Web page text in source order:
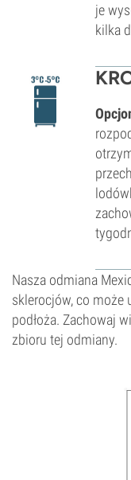
je
kilka
Nasza odmiana
sklerocjów, co może
podłoża. Zachowaj
zbioru tej odmiany.